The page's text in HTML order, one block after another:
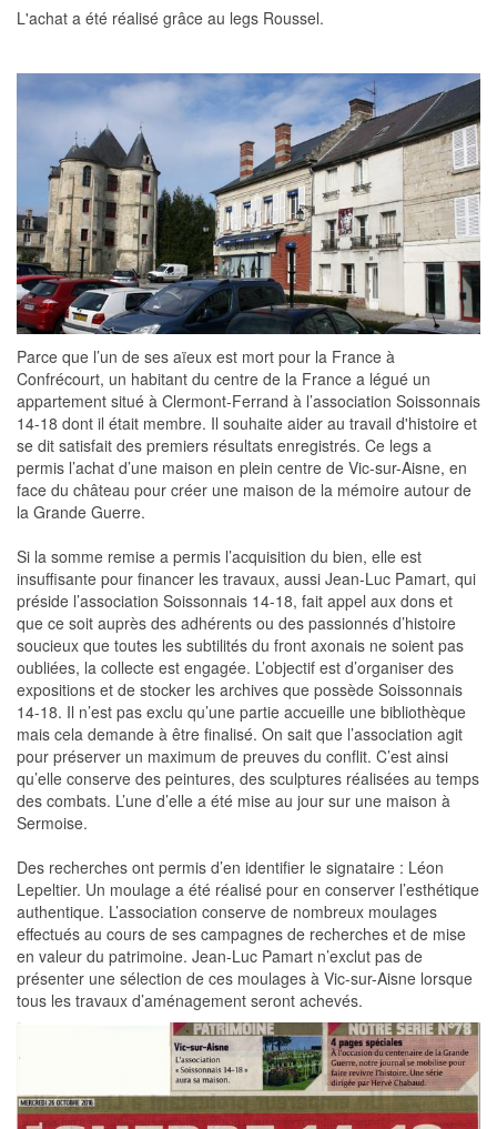
L'achat a été réalisé grâce au legs Roussel.
Parce que l’un de ses aïeux est mort pour la France à
Confrécourt, un habitant du centre de la France a légué un
appartement situé à Clermont-Ferrand à l’association Soissonnais
14-18 dont il était membre. Il souhaite aider au travail d'histoire et
se dit satisfait des premiers résultats enregistrés. Ce legs a
permis l’achat d’une maison en plein centre de Vic-sur-Aisne, en
face du château pour créer une maison de la mémoire autour de
la Grande Guerre.
Si la somme remise a permis l’acquisition du bien, elle est
insuffisante pour financer les travaux, aussi Jean-Luc Pamart, qui
préside l’association Soissonnais 14-18, fait appel aux dons et
que ce soit auprès des adhérents ou des passionnés d’histoire
soucieux que toutes les subtilités du front axonais ne soient pas
oubliées, la collecte est engagée. L’objectif est d’organiser des
expositions et de stocker les archives que possède Soissonnais
14-18. Il n’est pas exclu qu’une partie accueille une bibliothèque
mais cela demande à être finalisé. On sait que l’association agit
pour préserver un maximum de preuves du conflit. C’est ainsi
qu’elle conserve des peintures, des sculptures réalisées au temps
des combats. L’une d’elle a été mise au jour sur une maison à
Sermoise.
Des recherches ont permis d’en identifier le signataire : Léon
Lepeltier. Un moulage a été réalisé pour en conserver l’esthétique
authentique. L’association conserve de nombreux moulages
effectués au cours de ses campagnes de recherches et de mise
en valeur du patrimoine. Jean-Luc Pamart n’exclut pas de
présenter une sélection de ces moulages à Vic-sur-Aisne lorsque
tous les travaux d’aménagement seront achevés.